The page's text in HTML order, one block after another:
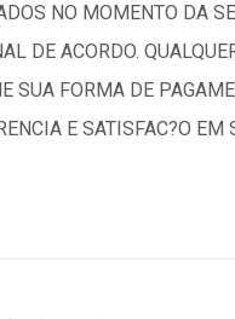
NO MOMENTO DA
DE ACORDO.
SUA FORMA DE
E SATISFAC?O EM